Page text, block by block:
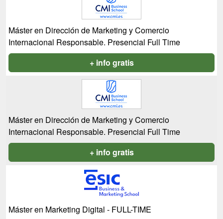
Máster en Dirección de Marketing y Comercio
Internacional Responsable. Presencial Full Time
+ info gratis
Máster en Dirección de Marketing y Comercio
Internacional Responsable. Presencial Full Time
+ info gratis
Máster en Marketing Digital - FULL-TIME